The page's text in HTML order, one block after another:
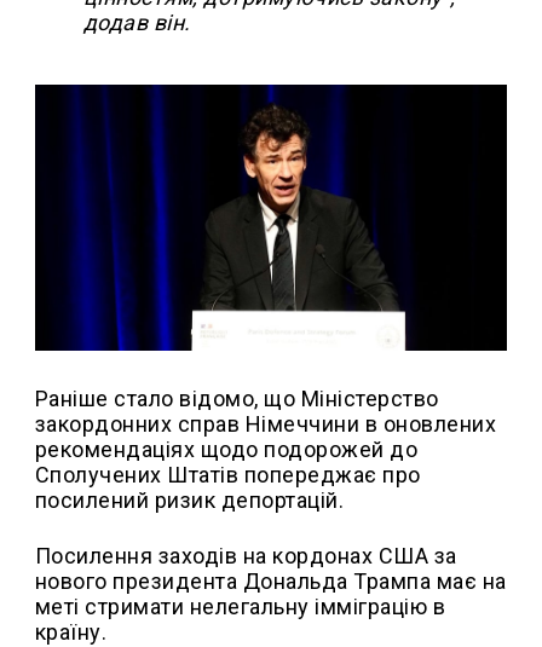
додав він.
Раніше стало відомо, що Міністерство
закордонних справ Німеччини в оновлених
рекомендаціях щодо подорожей до
Сполучених Штатів попереджає про
посилений ризик депортацій.
Посилення заходів на кордонах США за
нового президента Дональда Трампа має на
меті стримати нелегальну імміграцію в
країну.